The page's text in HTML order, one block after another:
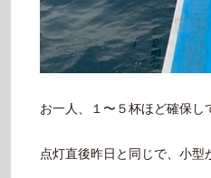
お一人、１〜５杯ほど確保し
点灯直後昨日と同じで、小型